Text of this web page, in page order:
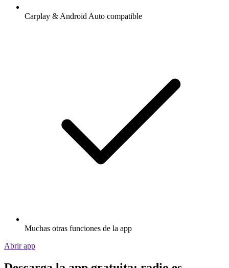
Carplay & Android Auto compatible
Muchas otras funciones de la app
Abrir app